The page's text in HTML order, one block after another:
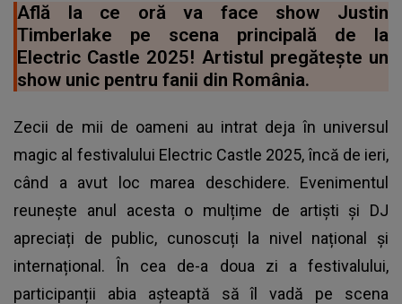
Află la ce oră va face show Justin
Timberlake pe scena principală de la
Electric Castle 2025! Artistul pregătește un
show unic pentru fanii din România.
Zecii de mii de oameni au intrat deja în universul
magic al festivalului Electric Castle 2025, încă de ieri,
când a avut loc marea deschidere. Evenimentul
reunește anul acesta o mulțime de artiști și DJ
apreciați de public, cunoscuți la nivel național și
internațional. În cea de-a doua zi a festivalului,
participanții abia așteaptă să îl vadă pe scena